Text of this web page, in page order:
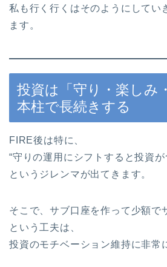
私も行く行くはそのようにしてい
ます。
投資は「守り・楽しみ
本柱で長続きする
FIRE後は特に、
“守りの運用にシフトすると投資
というジレンマが出てきます。
そこで、サブ口座を作って少額で
という工夫は、
投資のモチベーション維持に非常